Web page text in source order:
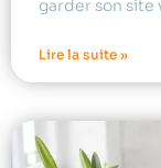
garder son site
Lire la suite »